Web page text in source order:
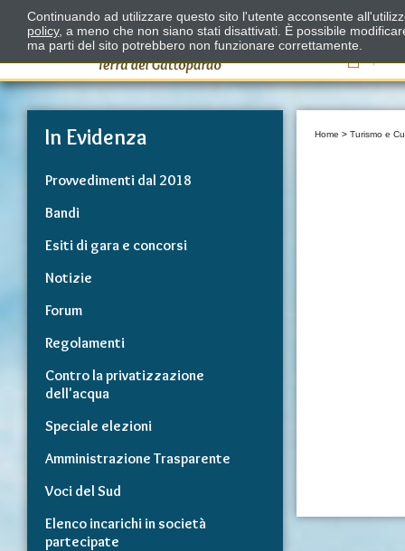
Il
In Evidenza
Provvedimenti dal 2018
Bandi
Esiti di gara e concorsi
Notizie
Forum
Regolamenti
Contro la privatizzazione
dell'acqua
Speciale elezioni
Amministrazione Trasparente
Voci del Sud
Elenco incarichi in società
partecipate
Home >Turismo e
Continuando ad utilizzare questo sito l'utente acconsente
policy, a meno che non siano stati disattivati. È possibile
ma parti del sito potrebbero non funzionare correttamente.